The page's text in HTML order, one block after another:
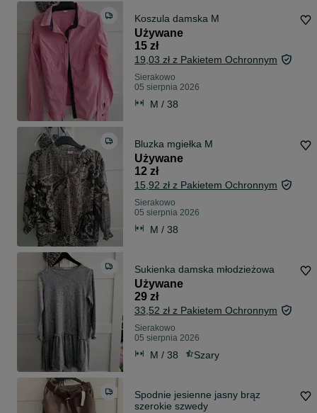
Koszula damska M
Używane
15 zł
19,03 zł z Pakietem Ochronnym
Sierakowo
05 sierpnia 2026
M / 38
Bluzka mgiełka M
Używane
12 zł
15,92 zł z Pakietem Ochronnym
Sierakowo
05 sierpnia 2026
M / 38
Sukienka damska młodzieżowa
Używane
29 zł
33,52 zł z Pakietem Ochronnym
Sierakowo
05 sierpnia 2026
M / 38 Szary
Spodnie jesienne jasny brąz
szerokie szwedy